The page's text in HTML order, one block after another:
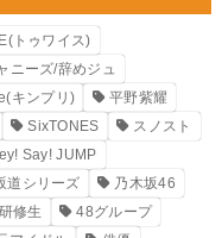
トゥワイス)
ニーズ/辞めジュ
キンプリ)
平野紫耀
SixTONES
スノスト
Say! JUMP
道シリーズ
乃木坂46
修生
48グループ